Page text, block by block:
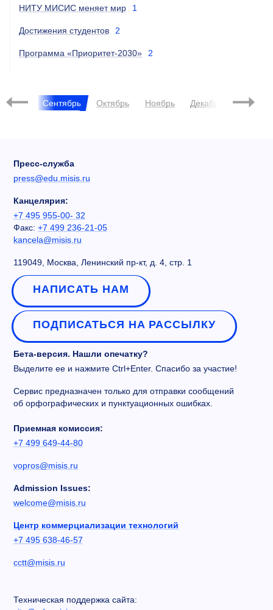
НИТУ МИСИС меняет мир 1
Достижения студентов 2
Программа «Приоритет-2030» 2
Август Сентябрь Октябрь Ноябрь Декабрь
Пресс-служба
press@edu.misis.ru
Канцелярия:
+7 495 955-00- 32
Факс: +7 499 236-21-05
kancela@misis.ru
119049, Москва, Ленинский пр-кт, д. 4, стр. 1
НАПИСАТЬ НАМ
ПОДПИСАТЬСЯ НА РАССЫЛКУ
Бета-версия. Нашли опечатку?
Выделите ее и нажмите Ctrl+Enter. Спасибо за участие!
Сервис предназначен только для отправки сообщений
об орфографических и пунктуационных ошибках.
Приемная комиссия:
+7 499 649-44-80
vopros@misis.ru
Admission Issues:
welcome@misis.ru
Центр коммерциализации технологий
+7 495 638-46-57
cctt@misis.ru
Техническая поддержка сайта: